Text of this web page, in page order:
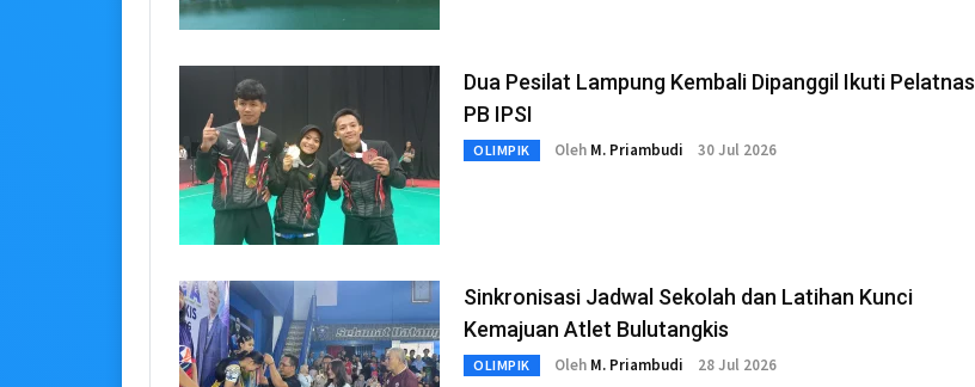
Dua Pesilat Lampung Kembali Dipanggil Ikuti Pelatnas
PB IPSI
OLIMPIK Oleh M. Priambudi 30 Jul 2026
Sinkronisasi Jadwal Sekolah dan Latihan Kunci
Kemajuan Atlet Bulutangkis
OLIMPIK Oleh M. Priambudi 28 Jul 2026